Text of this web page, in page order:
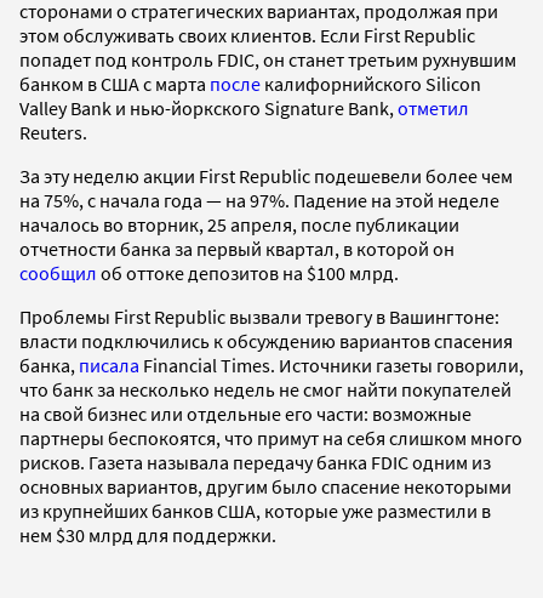
сторонами о стратегических вариантах, продолжая при
этом обслуживать своих клиентов. Если First Republic
попадет под контроль FDIC, он станет третьим рухнувшим
банком в США с марта после калифорнийского Silicon
Valley Bank и нью-йоркского Signature Bank, отметил
Reuters.
За эту неделю акции First Republic подешевели более чем
на 75%, с начала года — на 97%. Падение на этой неделе
началось во вторник, 25 апреля, после публикации
отчетности банка за первый квартал, в которой он
сообщил об оттоке депозитов на $100 млрд.
Проблемы First Republic вызвали тревогу в Вашингтоне:
власти подключились к обсуждению вариантов спасения
банка, писала Financial Times. Источники газеты говорили,
что банк за несколько недель не смог найти покупателей
на свой бизнес или отдельные его части: возможные
партнеры беспокоятся, что примут на себя слишком много
рисков. Газета называла передачу банка FDIC одним из
основных вариантов, другим было спасение некоторыми
из крупнейших банков США, которые уже разместили в
нем $30 млрд для поддержки.